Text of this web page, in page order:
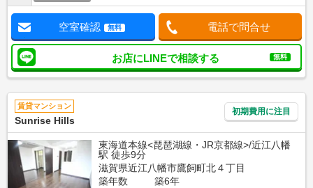
空室確認 無料 電話で問合せ
お店にLINEで相談する 無料
賃貸マンション
Sunrise Hills
初期費用に注目
東海道本線<琵琶湖線・JR京都線>/近江八幡
駅 徒歩9分
滋賀県近江八幡市鷹飼町北４丁目
築年数
築6年